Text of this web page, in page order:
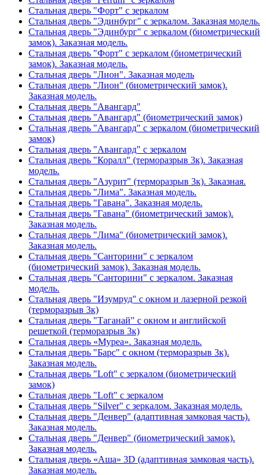
Стальная дверь "Форт" с зеркалом
Стальная дверь "Эдинбург" с зеркалом. Заказная модель.
Стальная дверь "Эдинбург" с зеркалом (биометрический
замок). Заказная модель.
Стальная дверь "Форт" с зеркалом (биометрический
замок). Заказная модель.
Стальная дверь "Лион". Заказная модель
Стальная дверь "Лион" (биометрический замок).
Заказная модель.
Стальная дверь "Авангард"
Стальная дверь "Авангард" (биометрический замок)
Стальная дверь "Авангард" с зеркалом (биометрический
замок)
Стальная дверь "Авангард" с зеркалом
Стальная дверь "Коралл" (терморазрыв 3к). Заказная
модель.
Стальная дверь "Азурит" (терморазрыв 3к). Заказная.
Стальная дверь "Лима". Заказная модель.
Стальная дверь "Гавана". Заказная модель.
Стальная дверь "Гавана" (биометрический замок).
Заказная модель.
Стальная дверь "Лима" (биометрический замок).
Заказная модель.
Стальная дверь "Санторини" с зеркалом
(биометрический замок). Заказная модель.
Стальная дверь "Санторини" с зеркалом. Заказная
модель.
Стальная дверь "Изумруд" с окном и лазерной резкой
(терморазрыв 3к)
Стальная дверь "Таганай" с окном и английской
решеткой (терморазрыв 3к)
Стальная дверь «Муреа». Заказная модель.
Стальная дверь "Барс" с окном (терморазрыв 3к).
Заказная модель.
Стальная дверь "Loft" с зеркалом (биометрический
замок)
Стальная дверь "Loft" с зеркалом
Стальная дверь "Silver" с зеркалом. Заказная модель.
Стальная дверь "Денвер" (адаптивная замковая часть).
Заказная модель.
Стальная дверь "Денвер" (биометрический замок).
Заказная модель.
Стальная дверь «Аша» 3D (адаптивная замковая часть).
Заказная модель.